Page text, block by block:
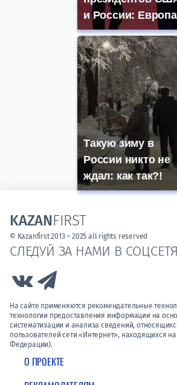
и России:
Такую зиму в
России никто не
ждал: как так?!
О ПРОЕКТЕ
СЛЕДУЙ ЗА НАМИ В
Link to Vk
На сайте применяются рекомендательные
технологии предоставления информации на
систематизации и анализа сведений,
пользователей сети «Интернет», находящихся
Федерации).
KAZANFIRST
© Kazanfirst 2013 – 2025 all rights reserved